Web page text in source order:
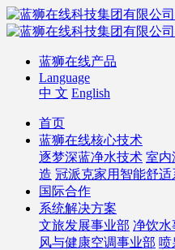
蓝狮在线产品
Language
中 文 English
首页
蓝狮在线核心技术
逐梦深蓝净水技术 室内
造 冠派克家用智能舒适
国际合作
系统解决方案
文旅发展事业部 净饮水
风与健康空调事业部 喷